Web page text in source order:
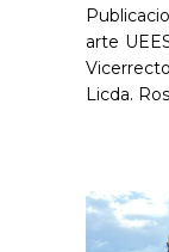
arte
Licda.